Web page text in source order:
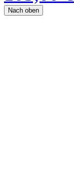
Nach oben